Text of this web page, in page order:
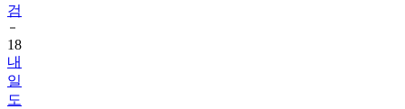
검
18
내
일
도